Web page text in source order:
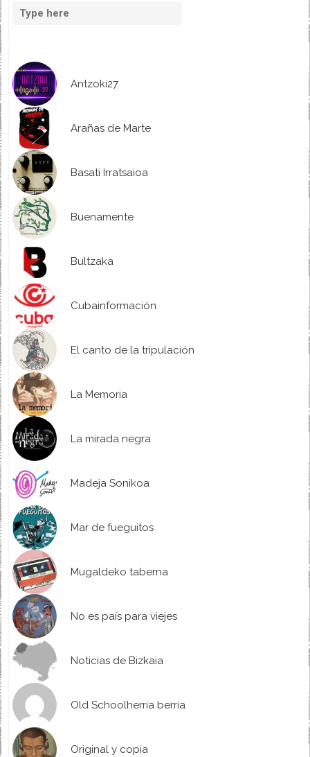
Antzoki27
Arañas de Marte
Basati Irratsaioa
Buenamente
Bultzaka
Cubainformación
El canto de la tripulación
La Memoria
La mirada negra
Madeja Sonikoa
Mar de fueguitos
Mugaldeko taberna
No es país para viejes
Noticias de Bizkaia
Old Schoolherria berria
Original y copia